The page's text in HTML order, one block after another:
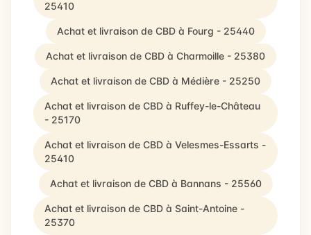
25410
Achat et livraison de CBD à Fourg - 25440
Achat et livraison de CBD à Charmoille - 25380
Achat et livraison de CBD à Médière - 25250
Achat et livraison de CBD à Ruffey-le-Château
- 25170
Achat et livraison de CBD à Velesmes-Essarts -
25410
Achat et livraison de CBD à Bannans - 25560
Achat et livraison de CBD à Saint-Antoine -
25370